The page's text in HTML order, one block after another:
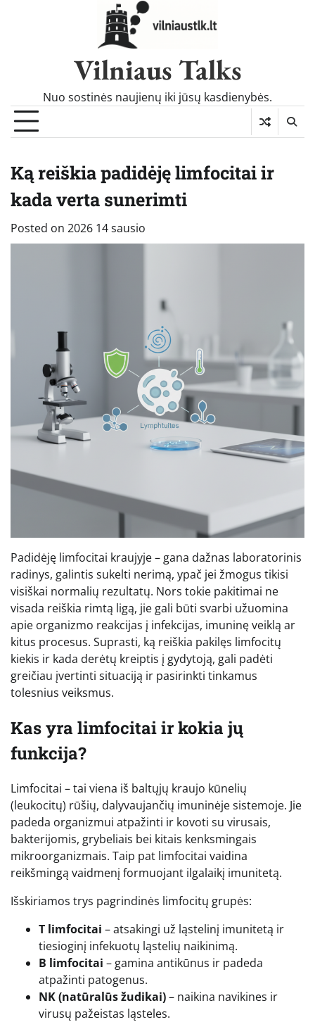
Vilniaus Talks
Nuo sostinės naujienų iki jūsų kasdienybės.
Ką reiškia padidėję limfocitai ir
kada verta sunerimti
Posted on 2026 14 sausio
Padidėję limfocitai kraujyje – gana dažnas laboratorinis
radinys, galintis sukelti nerimą, ypač jei žmogus tikisi
visiškai normalių rezultatų. Nors tokie pakitimai ne
visada reiškia rimtą ligą, jie gali būti svarbi užuomina
apie organizmo reakcijas į infekcijas, imuninę veiklą ar
kitus procesus. Suprasti, ką reiškia pakilęs limfocitų
kiekis ir kada derėtų kreiptis į gydytoją, gali padėti
greičiau įvertinti situaciją ir pasirinkti tinkamus
tolesnius veiksmus.
Kas yra limfocitai ir kokia jų
funkcija?
Limfocitai – tai viena iš baltųjų kraujo kūnelių
(leukocitų) rūšių, dalyvaujančių imuninėje sistemoje. Jie
padeda organizmui atpažinti ir kovoti su virusais,
bakterijomis, grybeliais bei kitais kenksmingais
mikroorganizmais. Taip pat limfocitai vaidina
reikšmingą vaidmenį formuojant ilgalaikį imunitetą.
Išskiriamos trys pagrindinės limfocitų grupės:
T limfocitai – atsakingi už ląstelinį imunitetą ir
tiesioginį infekuotų ląstelių naikinimą.
B limfocitai – gamina antikūnus ir padeda
atpažinti patogenus.
NK (natūralūs žudikai)– naikina navikines ir
virusų pažeistas ląsteles.